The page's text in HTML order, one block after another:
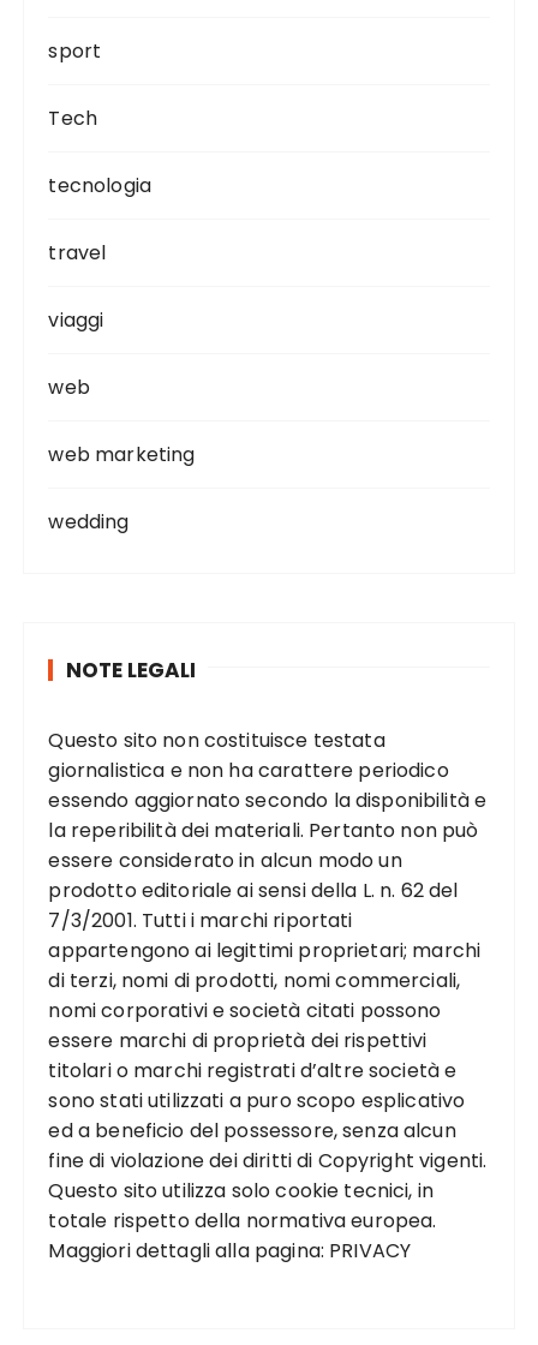
sport
Tech
tecnologia
travel
viaggi
web
web marketing
wedding
NOTE LEGALI
Questo sito non costituisce testata
giornalistica e non ha carattere periodico
essendo aggiornato secondo la disponibilità e
la reperibilità dei materiali. Pertanto non può
essere considerato in alcun modo un
prodotto editoriale ai sensi della L. n. 62 del
7/3/2001. Tutti i marchi riportati
appartengono ai legittimi proprietari; marchi
di terzi, nomi di prodotti, nomi commerciali,
nomi corporativi e società citati possono
essere marchi di proprietà dei rispettivi
titolari o marchi registrati d’altre società e
sono stati utilizzati a puro scopo esplicativo
ed a beneficio del possessore, senza alcun
fine di violazione dei diritti di Copyright vigenti.
Questo sito utilizza solo cookie tecnici, in
totale rispetto della normativa europea.
Maggiori dettagli alla pagina: PRIVACY